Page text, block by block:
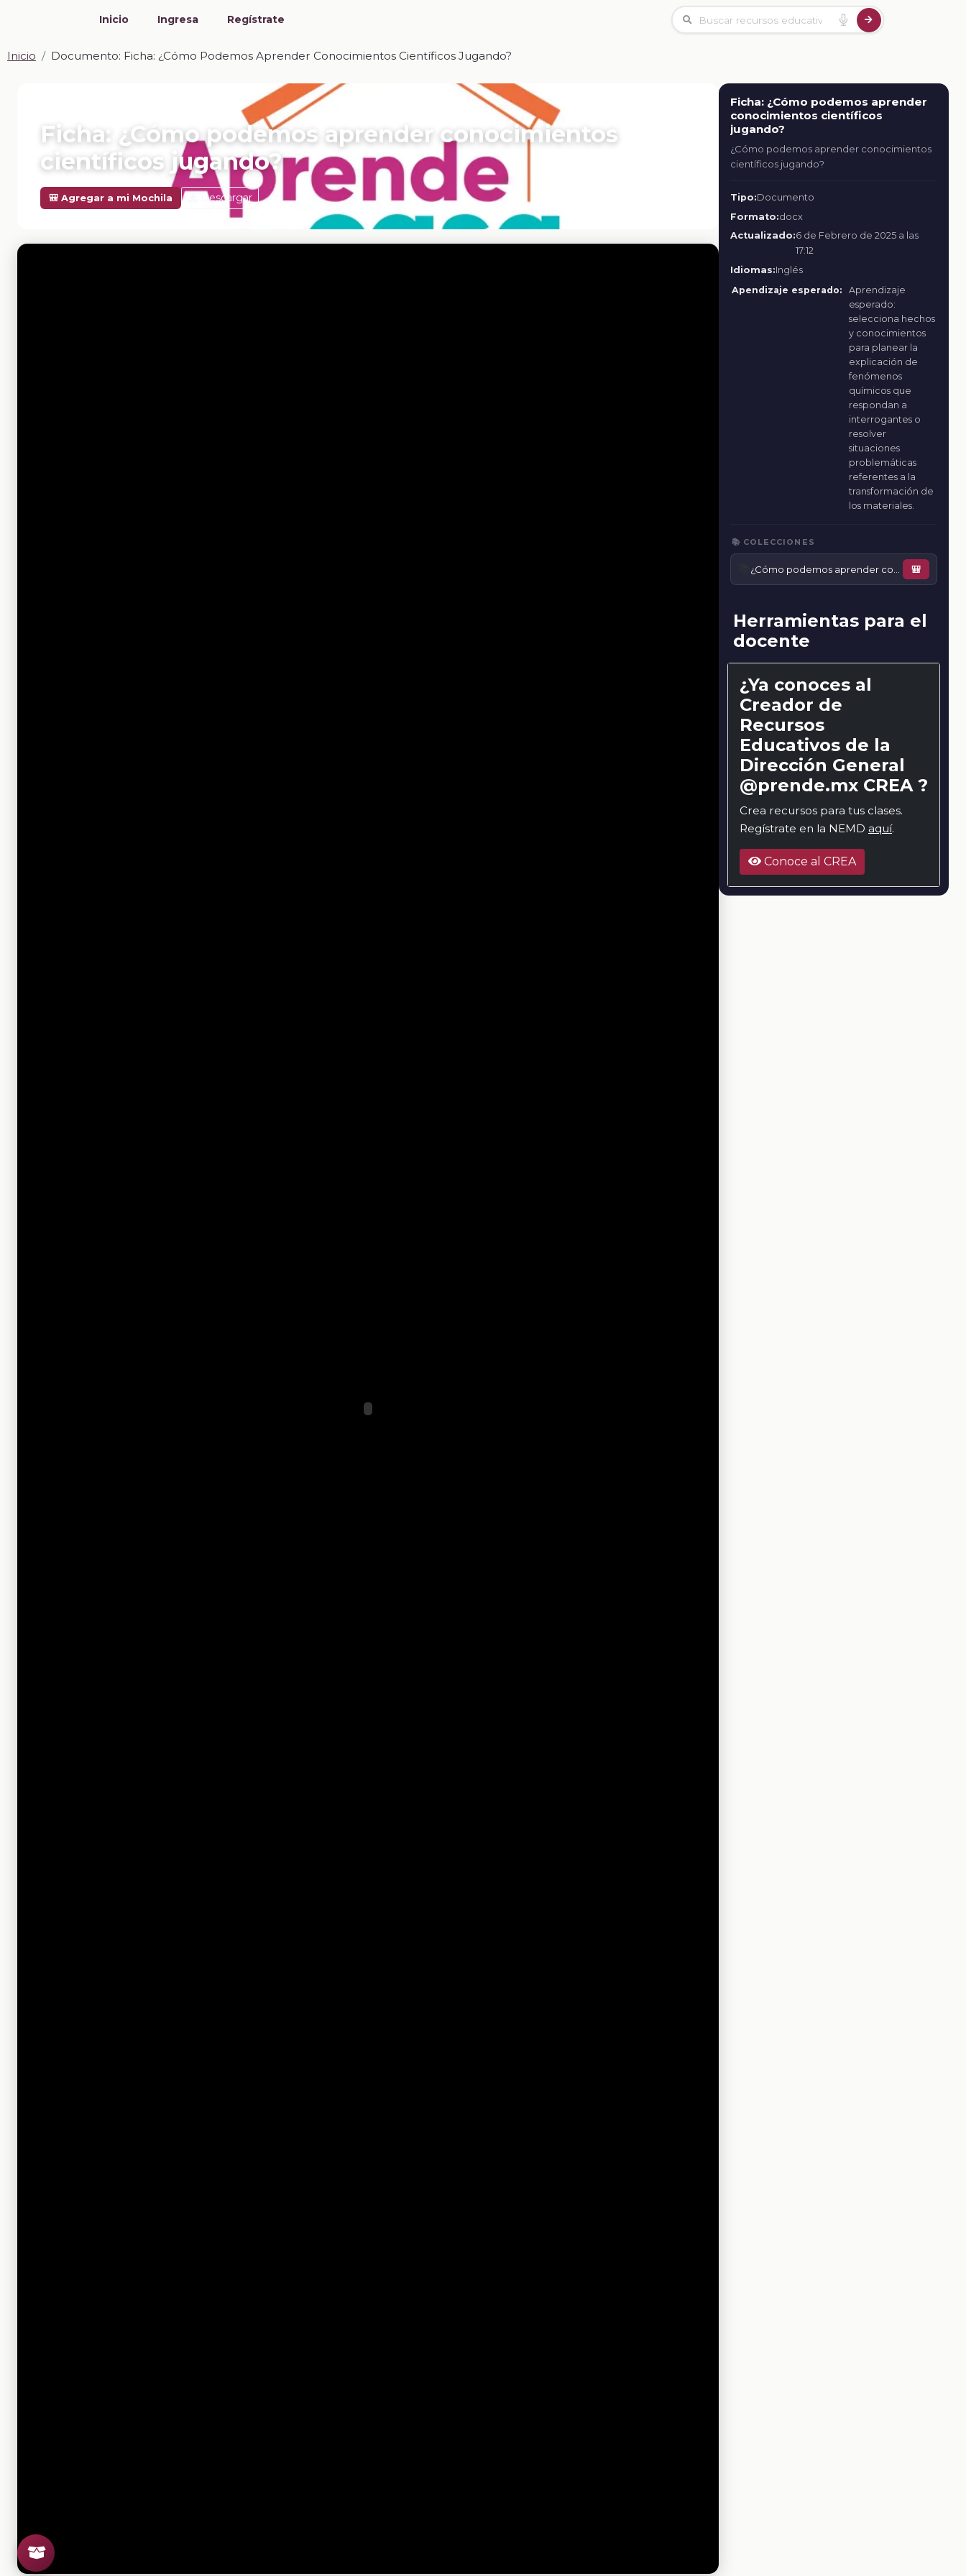
Inicio Ingresa Regístrate
Inicio Documento: Ficha: ¿Cómo Podemos Aprender Conocimientos Científicos Jugando?
Ficha: ¿Cómo podemos aprender conocimientos
científicos jugando?
🎒 Agregar a mi Mochila Descargar
Ficha: ¿Cómo podemos aprender
conocimientos científicos
jugando?
¿Cómo podemos aprender conocimientos
científicos jugando?
Tipo:Documento
Formato:docx
Actualizado:6 de Febrero de 2025 a las
17:12
Idiomas:Inglés
Apendizaje esperado:
Aprendizaje
esperado:
selecciona hechos
y conocimientos
para planear la
explicación de
fenómenos
químicos que
respondan a
interrogantes o
resolver
situaciones
problemáticas
referentes a la
transformación de
los materiales.
📚 COLECCIONES
🎒
Herramientas para el
docente
¿Ya conoces al
Creador de
Recursos
Educativos de la
Dirección General
@prende.mx CREA ?
Crea recursos para tus clases.
Regístrate en la NEMD aquí.
Conoce al CREA